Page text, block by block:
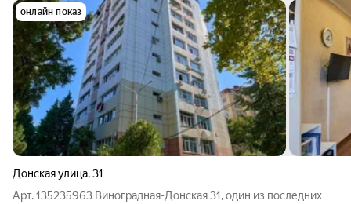
онлайн показ
Донская улица,31
Арт. 135235963 Виноградная-Донская 31, один из последних